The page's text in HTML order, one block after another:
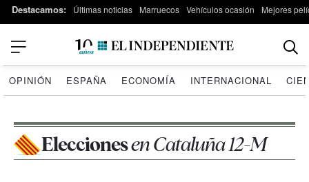
Destacamos: Últimas noticias Marruecos Vehículos ocasión Mejores
OPINIÓN ESPAÑA ECONOMÍA INTERNACIONAL
Eleccionesen Cataluña 12-M